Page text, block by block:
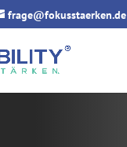
frage@fokusstaerken.de